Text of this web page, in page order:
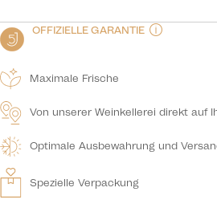
OFFIZIELLE GARANTIE
Maximale Frische
Von unserer Weinkellerei direkt auf
Optimale Ausbewahrung und
Spezielle Verpackung